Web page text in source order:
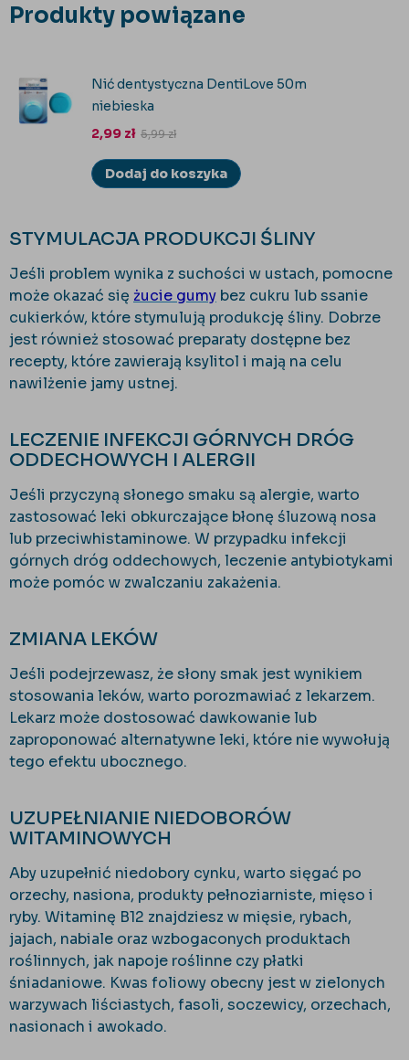
Produkty powiązane
Nić dentystyczna DentiLove 50m
niebieska
2,99 zł 5,99zł
Dodaj do koszyka
STYMULACJA PRODUKCJI ŚLINY
Jeśli problem wynika z suchości w ustach, pomocne
może okazać się żucie gumy bez cukru lub ssanie
cukierków, które stymulują produkcję śliny. Dobrze
jest również stosować preparaty dostępne bez
recepty, które zawierają ksylitol i mają na celu
nawilżenie jamy ustnej.
LECZENIE INFEKCJI GÓRNYCH DRÓG
ODDECHOWYCH I ALERGII
Jeśli przyczyną słonego smaku są alergie, warto
zastosować leki obkurczające błonę śluzową nosa
lub przeciwhistaminowe. W przypadku infekcji
górnych dróg oddechowych, leczenie antybiotykami
może pomóc w zwalczaniu zakażenia.
ZMIANA LEKÓW
Jeśli podejrzewasz, że słony smak jest wynikiem
stosowania leków, warto porozmawiać z lekarzem.
Lekarz może dostosować dawkowanie lub
zaproponować alternatywne leki, które nie wywołują
tego efektu ubocznego.
UZUPEŁNIANIE NIEDOBORÓW
WITAMINOWYCH
Aby uzupełnić niedobory cynku, warto sięgać po
orzechy, nasiona, produkty pełnoziarniste, mięso i
ryby. Witaminę B12 znajdziesz w mięsie, rybach,
jajach, nabiale oraz wzbogaconych produktach
roślinnych, jak napoje roślinne czy płatki
śniadaniowe. Kwas foliowy obecny jest w zielonych
warzywach liściastych, fasoli, soczewicy, orzechach,
nasionach i awokado.